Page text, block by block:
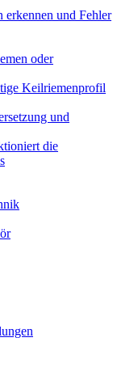
erkennen und Fehler
oder
Keilriemenprofil
und
die